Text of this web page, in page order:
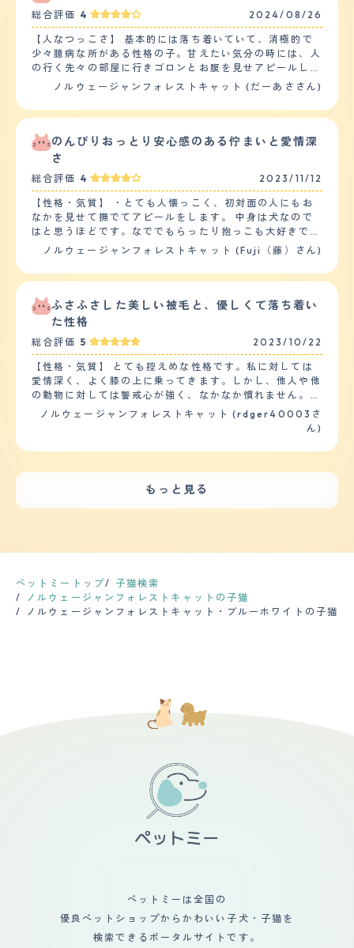
総合評価 4 2024/08/26
【人なつっこさ】 基本的には落ち着いていて、消極的で
少々臆病な所がある性格の子。甘えたい気分の時には、人
の行く先々の部屋に行きゴロンとお腹を見せアピールして
くる。それに答えると、満足するまで人に体を擦り付けた
り、頭突きをしたりしながら甘えてくる。構ってもらえな
いと察すると静かに立ち去ってしまう。同居の猫とは追い
ことはない。同居の後輩猫が相手でも、自分のご飯やおや
つを横取りされても怒ることはなく譲ってしまう。生後２
ヶ月の赤ちゃんがいますが、付かず離れずの距離感で過ご
している。 【落ち着き】 同居の他の猫と遊ぶ時以外は、
基本のんびりと過ごしていて落ち着きのある猫かと思う。
次に一度あるかどうかの頻度で、一人で突発的に走ったり
はする。ただ臆病な性格を持ち合わせているので、急な物
音に驚いて飛び上がったりはする。 【しつけやすさ】 迎
えて数日の間は環境の変化に警戒してしまい粗相をしてい
に落ち着いた。運動量については、朝と晩にそこそこ激し
く他の猫と追いかけっ子をしていて、足音が激しくフロー
リングに傷もつく。 【お手入れ】 毛質はふんわりしてい
て、毛量が多く密。春になると抜け毛が多く朝掃除機を掛
けても、夕方には毛玉が落ちている。ブラッシングをあま
りさせてくれる子ではない為、週一程度でもつれや毛玉の
付着がないか確認しあった場合にブラッシングにて除去し
ている。春と秋にサロンにてシャンプーを実施。春はカッ
トもしていて短毛猫程まで短くし抜け毛や毛玉の吐き戻し
等を軽減させている。健康面に特に悩みはなく、年に一度
混合ワクチンの接種時に健康診断(血液検査)を行ってい
たい時に困ったような声でニャーと鳴くのみ。ボリューム
甘えたい時やご飯が欲しい時に出す程度。 【総評】 好き
な所はふわふわしていて、エレガントな雰囲気がある所。
は、とっても癒される。第一印象は、イケメン君。でも穴
え入れた時は環境変化からかなり警戒してしまい、人の気
配があると飲食も排泄もせず、デビルフェイスでシャーシ
ャーしていた為、慣れてくれるのだろうかと不安だった。
ノルウェージャンフォレストキャット (だーあささん)
のんびりおっとり安心感のある佇まいと愛情深
さ
総合評価 4 2023/11/12
【性格・気質】 ・とても人懐っこく、初対面の人にもお
なかを見せて撫でてアピールをします。 中身は犬なので
はと思うほどです。なででもらったり抱っこも大好きで、
お留守番の後はいつもお出迎えしてすりすり甘えてくれま
す。 ・猫なのでトイレの質は必要ありませんでした（お
家に迎えた初日から決まったトイレでしてくれました。）
鳴くことは騒音などに関するしつけもしたことがありませ
ん。 唯一、壁でのつめとぎのみしつけに苦労しました
が、お気に入りのつめとぎをいつもたっぷり用意して、そ
こでしてくれるようにお願いしています。 ・性格はとて
も温厚なので、子供やペットともうまく暮らしていけると
思います。 ただ、長毛種の特性上、1年を通して（換毛期
は特に）抜け毛がすごいので子供と過ごす際には抜け毛を
過剰に吸い込んでしまったりしないように（アレルギーに
なってしまわないように）、 こまめな掃除とブラッシン
的に投薬しています。 今は3日に1度、シロップ上の抗ア
レルギー薬をシリンジで投与しています。 その関係で3か
手入れ・シャンプー回数】 長毛種、非常に細いけでふわ
ふわと舞うような質感です。幸運なことにあまり毛玉はで
きません（まっすぐな毛質のため？） 1年中ものすごく毛
うとうとしているときやご機嫌なときを見計らって行って
います。 ファーミネーターというブラシだと比較的嫌が
らずにブラシさせてくれるため愛用しています。 毎回の
好きです。 ペットショップで出会ったのは生後6か月ごろ
で、大きくなってしまっていたこと（4㎏程度）、 おなか
を壊していたことからショーウィンドには出てこれてお
ず、 「3万円」というあまりに安い価格にびっくりして店
員さんに聞いたところから出会いが始まりました。 お家
に迎えてから通院を開始し、その結果、おなかを壊してい
ため定期的な投薬と通院は一生向き合っていくべき状況か
と思います。 迎え入れ前後は、体調が安定するかと、初
してくれる子だったこともあり無事成長してくれたと思い
ノルウェージャンフォレストキャット (Fuji（藤）さん)
ふさふさした美しい被毛と、優しくて落ち着い
た性格
総合評価 5 2023/10/22
【性格・気質】 とても控えめな性格です。私に対しては
愛情深く、よく膝の上に乗ってきます。しかし、他人や他
の動物に対しては警戒心が強く、なかなか慣れません。特
に見知らぬ人や犬に対しては隠れたり逃げたりします。
日常的な訓練やしつけはあまり必要でした。ノアはノルウ
す。お手やおかわりなどの芸を覚えましたが、気分次第で
す。 他のペットや子供たちとの相性はあまり良くありま
せん。ノアは自分が一番だと思っているようで、他の動物
の時は注意しています。 【健康・寿命】 今のところ、大
ォレストキャットは遺伝的に心臓や腎臓などの病気にかか
りやすいと聞いていますので、注意しています。 定期的
な健康診断や投薬は必要です。ノアは半年に1回、狂犬病
遊んだり、私に甘えたりします。外では庭や公園で走り回
いて、お腹や足は白くてふわふわしています。 シャンプ
ーやブラッシングは月に1回行っています。シャンプーは
低刺激のものを使っています。ブラッシングはスリッカー
ブラッシとコームで行っています 。抜け毛はとても多
く、季節の変わり目には特に増えます。 カットはほとん
ど行っていません。ノルウェージャンフォレストキャット
た。ノアはノルウェージャンフォレストキャット専門のブ
リーダーから直接送られてきましたが、写真で見たときか
ら、とても美しくて気になりました。第一印象は、とても
大きくてふさふさしている子だと思いました。 ・迎え入
ノルウェージャンフォレストキャット (rdger40003さ
ん)
もっと見る
ペットミートップ
子猫検索
ノルウェージャンフォレストキャットの子猫
ノルウェージャンフォレストキャット・ブルーホワイトの子猫
ペットミーは全国の
優良ペットショップからかわいい子犬・子猫を
検索できるポータルサイトです。